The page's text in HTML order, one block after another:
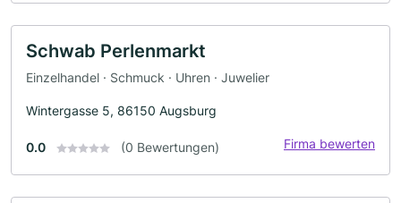
Schwab Perlenmarkt
Einzelhandel · Schmuck · Uhren · Juwelier
Wintergasse 5, 86150 Augsburg
0.0 (0 Bewertungen) Firma bewerten